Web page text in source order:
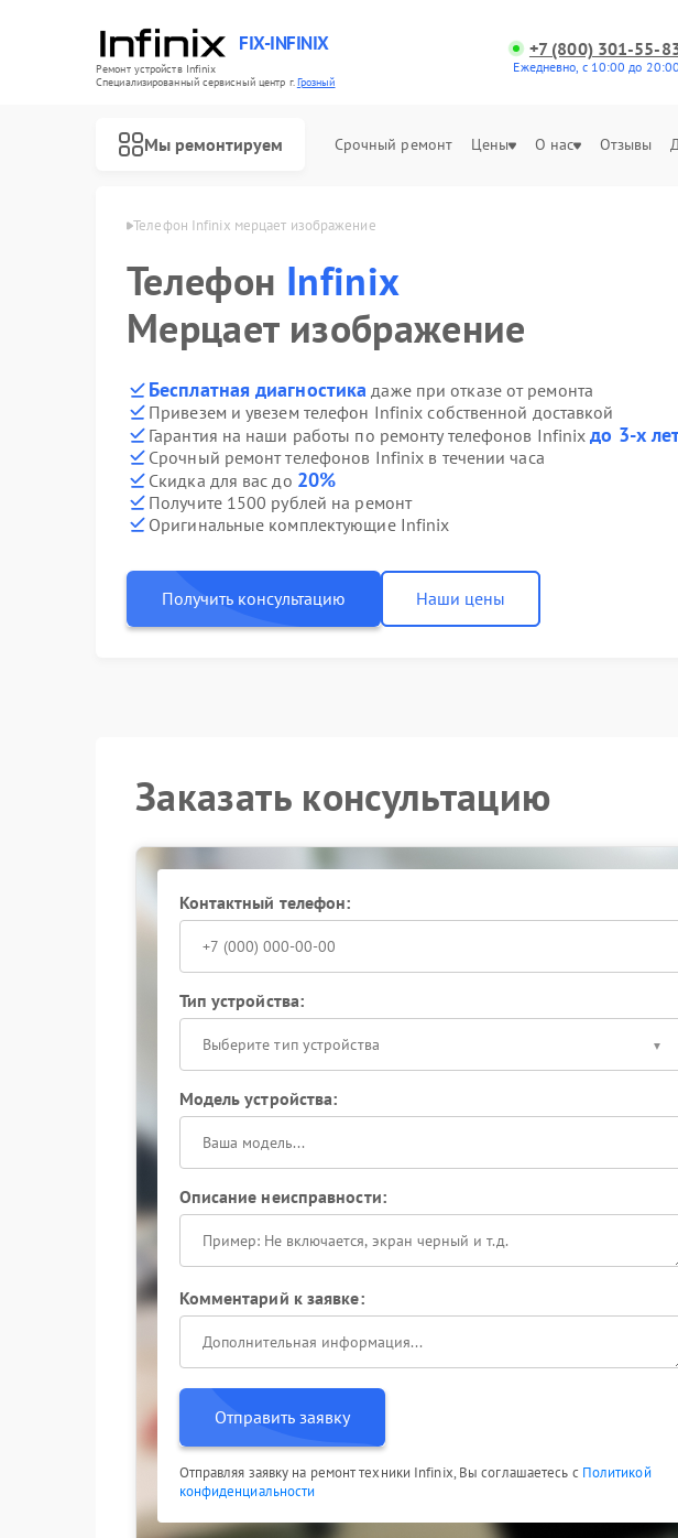
FIX-INFINIX
Ремонт устройств Infinix
Специализированный cервисный центр г.Грозный
+7 (800) 301-55-
Ежедневно, с 10:00 до 20:00
Мы ремонтируем Срочный ремонт Цены О нас Отзывы
Infinix в Грозном Телефон Infinix мерцает изображение
Телефон Infinix
Мерцает изображение
Бесплатная диагностика даже при отказе от ремонта
Привезем и увезем телефон Infinix собственной доставкой
Гарантия на наши работы по ремонту телефонов Infinixдо 3-х
Срочный ремонт телефонов Infinix в течении часа
Скидка для вас до 20%
Получите 1500 рублей на ремонт
Оригинальные комплектующие Infinix
Получить консультацию Наши цены
Заказать консультацию
Контактный телефон:
Тип устройства:
Выберите тип устройства
Модель устройства:
Описание неисправности:
Комментарий к заявке:
Отправить заявку
Отправляя заявку на ремонт техники Infinix, Вы соглашаетесь с Политикой
конфиденциальности